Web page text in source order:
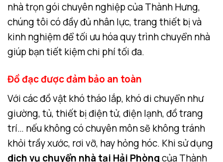
nhà trọn gói chuyên nghiệp của Thành Hưng,
chúng tôi có đầy đủ nhân lực, trang thiết bị và
kinh nghiệm để tối ưu hóa quy trình chuyển nhà
giúp bạn tiết kiệm chi phí tối đa.
Đồ đạc được đảm bảo an toàn
Với các đồ vật khó tháo lắp, khó di chuyển như
giường, tủ, thiết bị điện tử, điện lạnh, đồ trang
trí… nếu không có chuyên môn sẽ không tránh
khỏi trầy xước, rơi vỡ, hay hỏng hóc. Khi sử dụng
dịch vụ chuyển nhà tại Hải Phòngcủa Thành